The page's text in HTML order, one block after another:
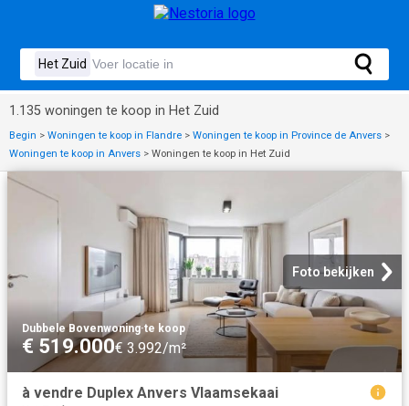
1.135 woningen te koop in Het Zuid
Begin > Woningen te koop in Flandre > Woningen te koop in Province de Anvers >
Woningen te koop in Anvers > Woningen te koop in Het Zuid
Foto bekijken
Dubbele Bovenwoning·te koop
€ 519.000€ 3.992/m²
à vendre Duplex Anvers Vlaamsekaai